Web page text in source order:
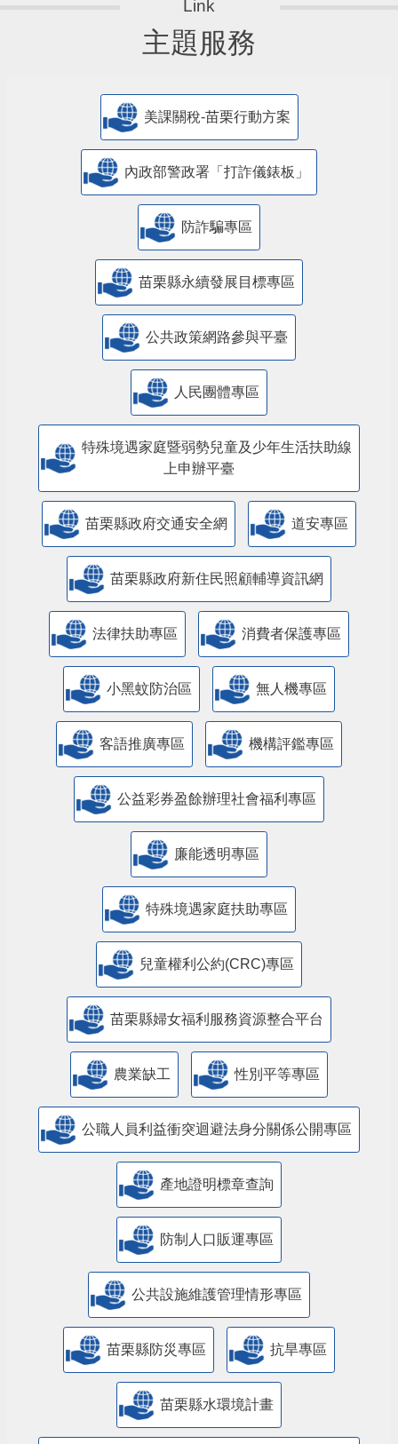
主題服務
美課關稅-苗栗行動方案
內政部警政署「打詐儀錶板」
防詐騙專區
苗栗縣永續發展目標專區
公共政策網路參與平臺
人民團體專區
特殊境遇家庭暨弱勢兒童及少年生活扶助線
上申辦平臺
苗栗縣政府交通安全網 道安專區
苗栗縣政府新住民照顧輔導資訊網
法律扶助專區 消費者保護專區
小黑蚊防治區 無人機專區
客語推廣專區 機構評鑑專區
公益彩券盈餘辦理社會福利專區
廉能透明專區
特殊境遇家庭扶助專區
兒童權利公約(CRC)專區
苗栗縣婦女福利服務資源整合平台
農業缺工 性別平等專區
公職人員利益衝突迴避法身分關係公開專區
產地證明標章查詢
防制人口販運專區
​公共設施維護管理情形專區
苗栗縣防災專區 抗旱專區
苗栗縣水環境計畫